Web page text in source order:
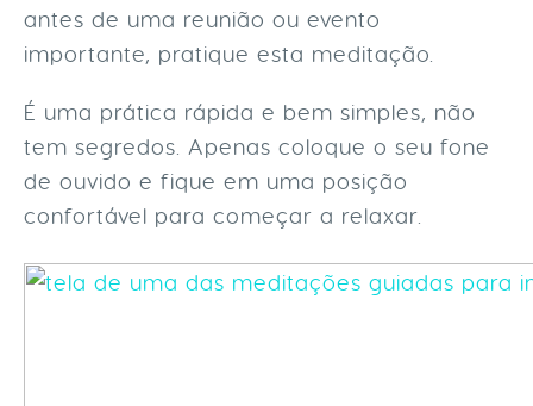
antes de uma reunião ou evento
importante, pratique esta meditação.
É uma prática rápida e bem simples, não
tem segredos. Apenas coloque o seu fone
de ouvido e fique em uma posição
confortável para começar a relaxar.